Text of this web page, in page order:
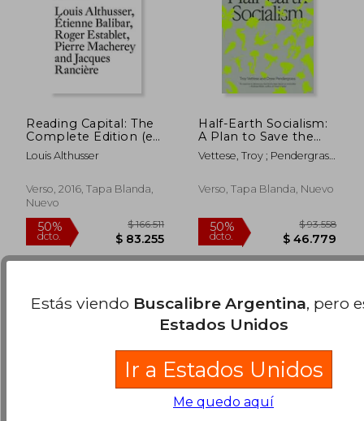
50%
$ 45.453
Reading Capital: The
Complete Edition (en
Inglés)
Louis Althusser
Verso, 2016, Tapa Blanda,
Nuevo
Half-Earth Socialism:
A Plan to Save the
Future from
Extinction, Climate
Pandemics (en
Vettese, Troy ; Pendergrass,
Verso, Tapa Blanda, Nuevo
Estás viendo Buscalibre Argentina, pero
Estados Unidos
Ir a Estados Unidos
Me quedo aquí